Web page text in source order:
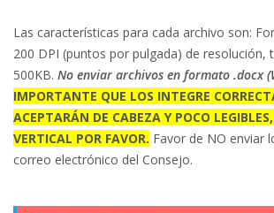
Las características para cada archivo son:
200 DPI (puntos por pulgada) de resolución,
500KB. No enviar archivos en formato .docx
IMPORTANTE QUE LOS INTEGRE
ACEPTARÁN DE CABEZA Y POCO
VERTICAL POR FAVOR. Favor de NO enviar
correo electrónico del Consejo.